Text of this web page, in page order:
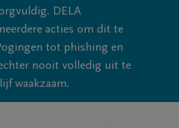
DELA
acties om dit te
tot phishing en
nooit volledig uit te
waakzaam.